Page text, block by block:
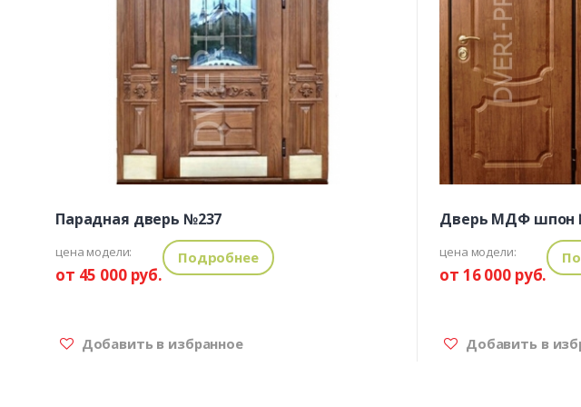
Парадная дверь №237
цена модели:
от 45 000 руб.
Подробнее
Добавить в избранное
Дверь МДФ шпон
цена модели:
от 16 000 руб.
Добавить в